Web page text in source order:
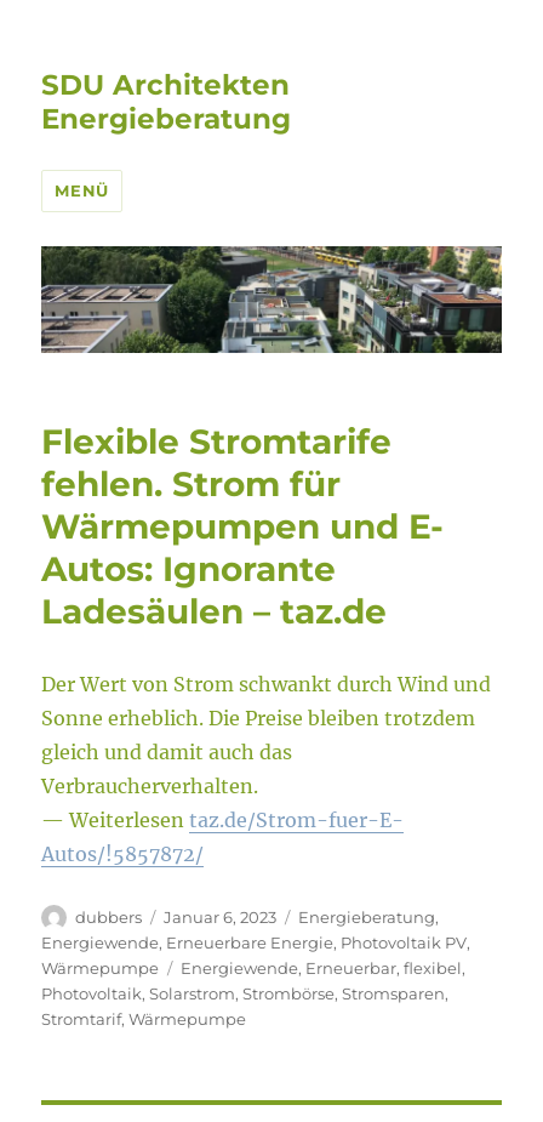
SDU Architekten
Energieberatung
MENÜ
Flexible Stromtarife
fehlen. Strom für
Wärmepumpen und E-
Autos: Ignorante
Ladesäulen – taz.de
Der Wert von Strom schwankt durch Wind und
Sonne erheblich. Die Preise bleiben trotzdem
gleich und damit auch das
Verbraucherverhalten.
— Weiterlesentaz.de/Strom-fuer-E-
Autos/!5857872/
Autor
dubbers
Veröffentlicht
am
Januar 6, 2023 Kategorien
Energieberatung,
Energiewende, Erneuerbare Energie, Photovoltaik PV,
Wärmepumpe
Schlagwörter
Energiewende, Erneuerbar,flexibel,
Photovoltaik,Solarstrom,Strombörse,Stromsparen,
Stromtarif,Wärmepumpe